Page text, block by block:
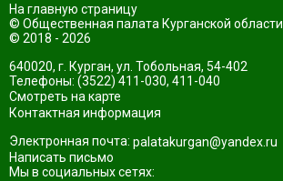
На главную страницу
© Общественная палата Курганской области
© 2018 - 2026
640020, г. Курган, ул. Тобольная, 54-402
Телефоны: (3522) 411-030, 411-040
Смотреть на карте
Контактная информация
Электронная почта: palatakurgan@yandex.ru
Написать письмо
Мы в социальных сетях: